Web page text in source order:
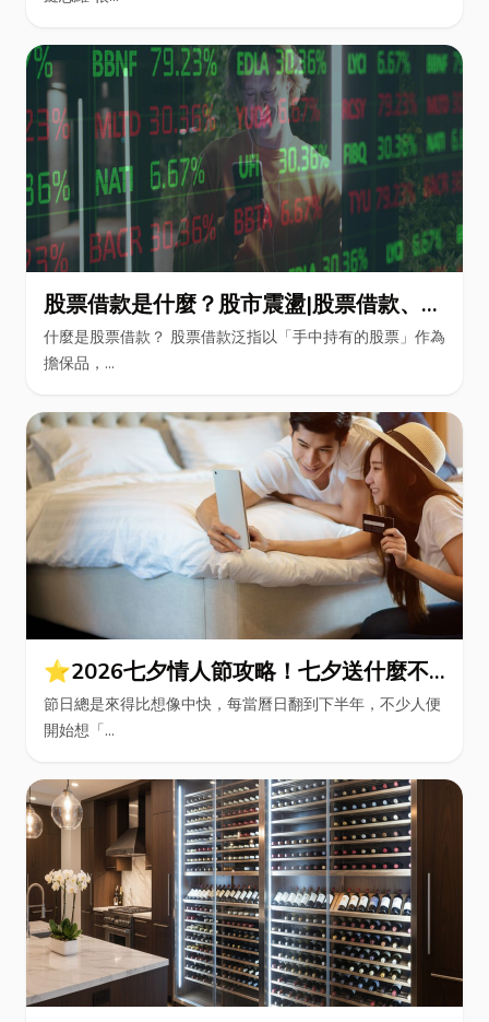
股票借款是什麼？股市震盪|股票借款、股
票質借、當鋪借款完整比較
什麼是股票借款？ 股票借款泛指以「手中持有的股票」作為
擔保品，...
⭐2026七夕情人節攻略！七夕送什麼不
踩雷？限定甜點哪裡買？台中甜點推薦一
次看！
節日總是來得比想像中快，每當曆日翻到下半年，不少人便
開始想「...